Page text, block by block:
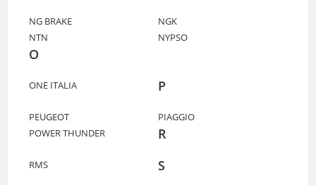
NG BRAKE
NGK
NTN
NYPSO
O
ONE ITALIA P
PEUGEOT
PIAGGIO
POWER THUNDER
R
RMS S